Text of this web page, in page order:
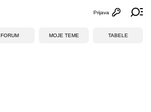
Otvori
Prijava
FORUM MOJE TEME TABELE